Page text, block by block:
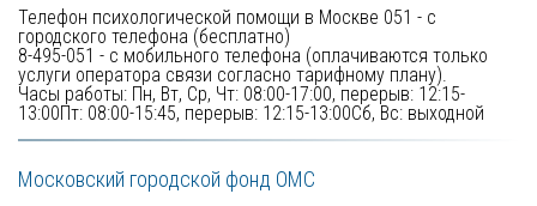
Телефон психологической помощи в Москве 051 - с
городского телефона (бесплатно)
8-495-051 - с мобильного телефона (оплачиваются только
услуги оператора связи согласно тарифному плану).
Часы работы: Пн, Вт, Ср, Чт: 08:00-17:00, перерыв: 12:15-
13:00Пт: 08:00-15:45, перерыв: 12:15-13:00Сб, Вс: выходной
Московский городской фонд ОМС